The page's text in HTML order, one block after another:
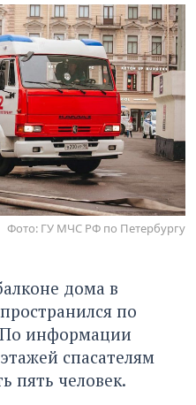
Фото: ГУ МЧС РФ по Петербургу
дома в
по
По информации
спасателям
пять человек.